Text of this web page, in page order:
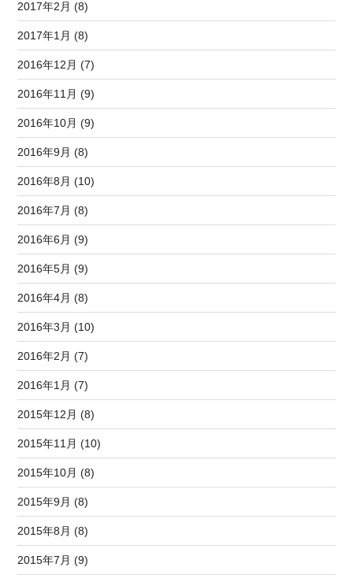
2017年2月 (8)
2017年1月 (8)
2016年12月 (7)
2016年11月 (9)
2016年10月 (9)
2016年9月 (8)
2016年8月 (10)
2016年7月 (8)
2016年6月 (9)
2016年5月 (9)
2016年4月 (8)
2016年3月 (10)
2016年2月 (7)
2016年1月 (7)
2015年12月 (8)
2015年11月 (10)
2015年10月 (8)
2015年9月 (8)
2015年8月 (8)
2015年7月 (9)